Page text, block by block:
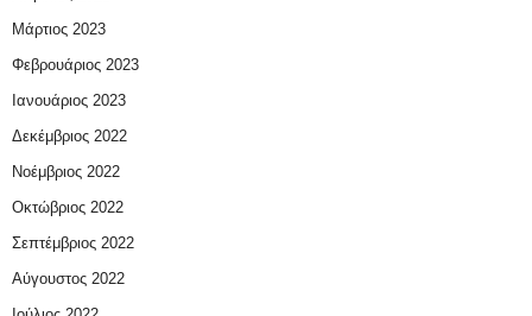
Μάρτιος 2023
Φεβρουάριος 2023
Ιανουάριος 2023
Δεκέμβριος 2022
Νοέμβριος 2022
Οκτώβριος 2022
Σεπτέμβριος 2022
Αύγουστος 2022